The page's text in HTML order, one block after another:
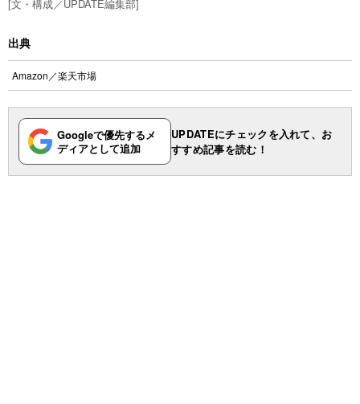
[文・構成／UPDATE編集部]
出典
Amazon ／楽天市場
Googleで優先するメ
ディアとして追加
UPDATEにチェックを入れて、お
すすめ記事を読む！